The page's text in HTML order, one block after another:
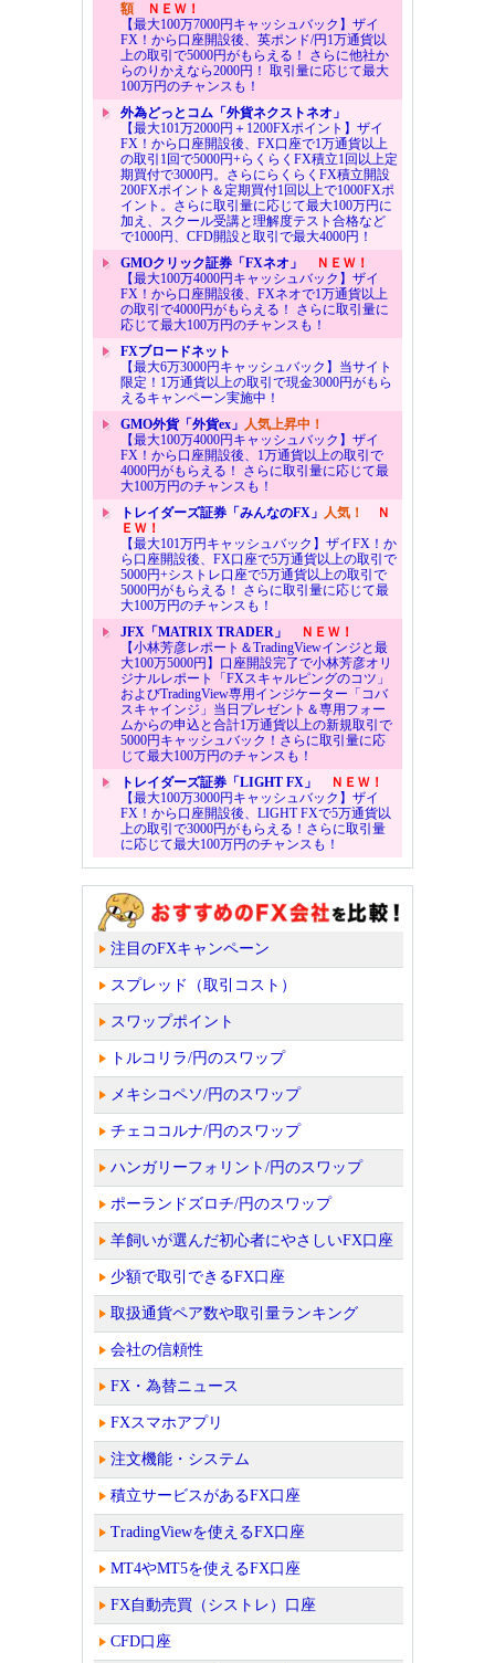
額ＮＥＷ！
【最大100万7000円キャッシュバック】ザイ
FX！から口座開設後、英ポンド/円1万通貨以
上の取引で5000円がもらえる！ さらに他社か
らのりかえなら2000円！ 取引量に応じて最大
100万円のチャンスも！
外為どっとコム「外貨ネクストネオ」
【最大101万2000円＋1200FXポイント】ザイ
FX！から口座開設後、FX口座で1万通貨以上
の取引1回で5000円+らくらくFX積立1回以上定
期買付で3000円。さらにらくらくFX積立開設
200FXポイント＆定期買付1回以上で1000FXポ
イント。さらに取引量に応じて最大100万円に
加え、スクール受講と理解度テスト合格など
で1000円、CFD開設と取引で最大4000円！
GMOクリック証券「FXネオ」
ＮＥＷ！
【最大100万4000円キャッシュバック】ザイ
FX！から口座開設後、FXネオで1万通貨以上
の取引で4000円がもらえる！ さらに取引量に
応じて最大100万円のチャンスも！
FXブロードネット
【最大6万3000円キャッシュバック】当サイト
限定！1万通貨以上の取引で現金3000円がもら
えるキャンペーン実施中！
GMO外貨「外貨ex」 人気上昇中！
【最大100万4000円キャッシュバック】ザイ
FX！から口座開設後、1万通貨以上の取引で
4000円がもらえる！ さらに取引量に応じて最
大100万円のチャンスも！
トレイダーズ証券「みんなのFX」 人気！
Ｎ
ＥＷ！
【最大101万円キャッシュバック】ザイFX！か
ら口座開設後、FX口座で5万通貨以上の取引で
5000円+シストレ口座で5万通貨以上の取引で
5000円がもらえる！ さらに取引量に応じて最
大100万円のチャンスも！
JFX「MATRIX TRADER」
ＮＥＷ！
【小林芳彦レポート＆TradingViewインジと最
大100万5000円】口座開設完了で小林芳彦オリ
ジナルレポート「FXスキャルピングのコツ」
およびTradingView専用インジケーター「コバ
スキャインジ」当日プレゼント＆専用フォー
ムからの申込と合計1万通貨以上の新規取引で
5000円キャッシュバック！さらに取引量に応
じて最大100万円のチャンスも！
トレイダーズ証券「LIGHT FX」
ＮＥＷ！
【最大100万3000円キャッシュバック】ザイ
FX！から口座開設後、LIGHT FXで5万通貨以
上の取引で3000円がもらえる！さらに取引量
に応じて最大100万円のチャンスも！
注目のFXキャンペーン
スプレッド（取引コスト）
スワップポイント
トルコリラ/円のスワップ
メキシコペソ/円のスワップ
チェココルナ/円のスワップ
ハンガリーフォリント/円のスワップ
ポーランドズロチ/円のスワップ
羊飼いが選んだ初心者にやさしいFX口座
少額で取引できるFX口座
取扱通貨ペア数や取引量ランキング
会社の信頼性
FX・為替ニュース
FXスマホアプリ
注文機能・システム
積立サービスがあるFX口座
TradingViewを使えるFX口座
MT4やMT5を使えるFX口座
FX自動売買（シストレ）口座
CFD口座